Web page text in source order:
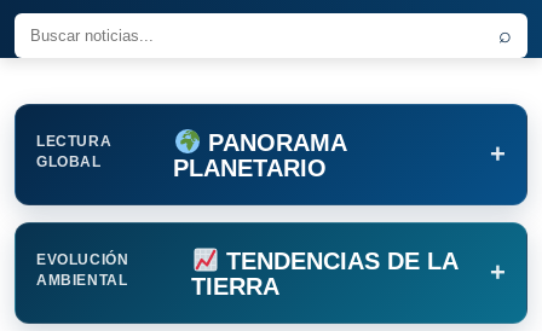
⌕
LECTURA
GLOBAL
PANORAMA
PLANETARIO
+
EVOLUCIÓN
AMBIENTAL
TENDENCIAS DE LA
TIERRA
+